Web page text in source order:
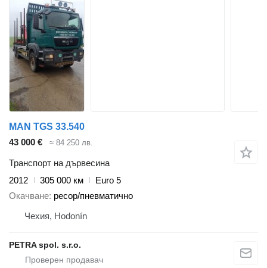
MAN TGS 33.540
43 000 €
≈ 84 250 лв.
Транспорт на дървесина
2012
305 000 км
Euro 5
Окачване ресор/пневматично
Чехия, Hodonín
PETRA spol. s.r.o.